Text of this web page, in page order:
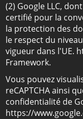
(2) Google LLC,
certifié pour la
la protection des
le respect du
vigueur dans l'UE.
Framework.
Vous pouvez
reCAPTCHA ainsi
confidentialité de
https://